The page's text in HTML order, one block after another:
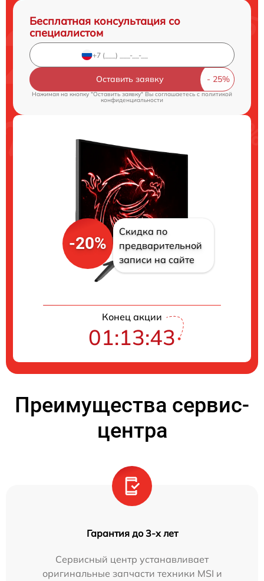
Бесплатная консультация со
специалистом
Оставить заявку
Нажимая на кнопку "Оставить заявку" Вы соглашаетесь cполитикой
конфиденциальности
-20%
Скидка по
предварительной
записи на сайте
Конец акции
01:13:42
Преимущества сервис-
центра
Гарантия до 3-х лет
Сервисный центр устанавливает
оригинальные запчасти техники MSI и